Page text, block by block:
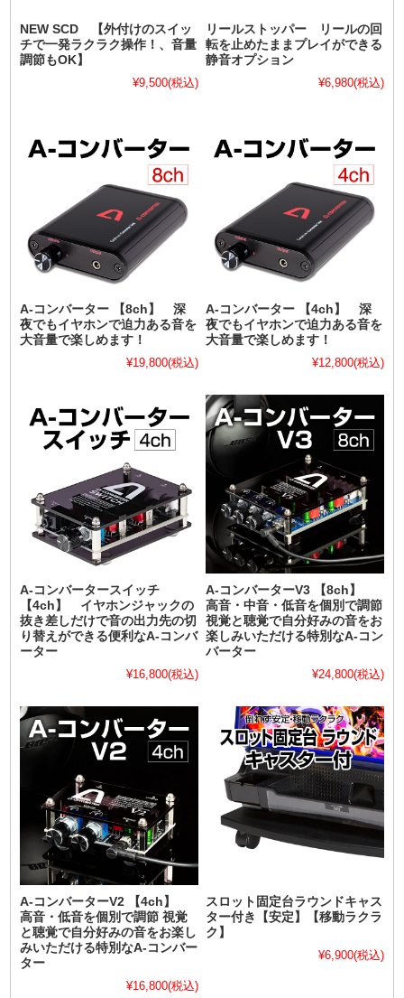
NEW SCD 【外付けのスイッ
チで一発ラクラク操作！、音量
調節もOK】
¥9,500(税込)
リールストッパー リールの回
転を止めたままプレイができる
静音オプション
¥6,980(税込)
A-コンバーター 【8ch】 深
夜でもイヤホンで迫力ある音を
大音量で楽しめます！
¥19,800(税込)
A-コンバーター 【4ch】 深
夜でもイヤホンで迫力ある音を
大音量で楽しめます！
¥12,800(税込)
A-コンバータースイッチ
【4ch】 イヤホンジャックの
抜き差しだけで音の出力先の切
り替えができる便利なA-コンバ
ーター
¥16,800(税込)
A-コンバーターV3 【8ch】
高音・中音・低音を個別で調節
視覚と聴覚で自分好みの音をお
楽しみいただける特別なA-コン
バーター
¥24,800(税込)
A-コンバーターV2 【4ch】
高音・低音を個別で調節 視覚
と聴覚で自分好みの音をお楽し
みいただける特別なA-コンバー
ター
¥16,800(税込)
スロット固定台ラウンドキャス
ター付き【安定】【移動ラクラ
ク】
¥6,900(税込)